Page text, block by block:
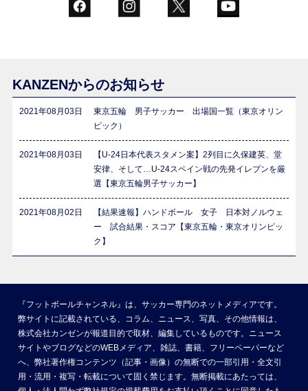
KANZENからのお知らせ
2021年08月03日
東京五輪 男子サッカー 出場国一覧（東京オリン
ピック）
2021年08月03日
【U-24日本代表スタメン案】2列目に久保建英、堂
安律、そして…U-24スペイン戦の先発イレブンを厳
選【東京五輪男子サッカー】
2021年08月02日
【結果速報】ハンドボール 女子 日本対ノルウェ
ー 試合結果・スコア【東京五輪・東京オリンピッ
ク】
『フットボールチャンネル』は、サッカー専門のネットメディアです。
弊サイトに記載されている、コラム、ニュース、写真、その他情報は、
株式会社カンゼンが報道目的で取材、編集しているものです。ニュース
サイトやブログなどのWEBメディア、雑誌、書籍、フリーペーパーなど
へ、弊社著作権コンテンツ（記事・画像）の無断での一部引用・全文引
用・流用・複写・転載について固く禁じます。無断掲載にあたっては、